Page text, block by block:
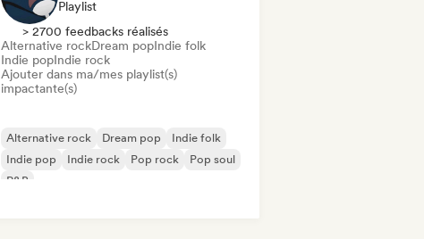
Playlist
> 2700 feedbacks réalisés
Alternative rockDream popIndie folk
Indie popIndie rock
Ajouter dans ma/mes playlist(s)
impactante(s)
Alternative rock Dream pop
Indie folk
Indie pop
Indie rock Pop rock
Pop soul
R&B